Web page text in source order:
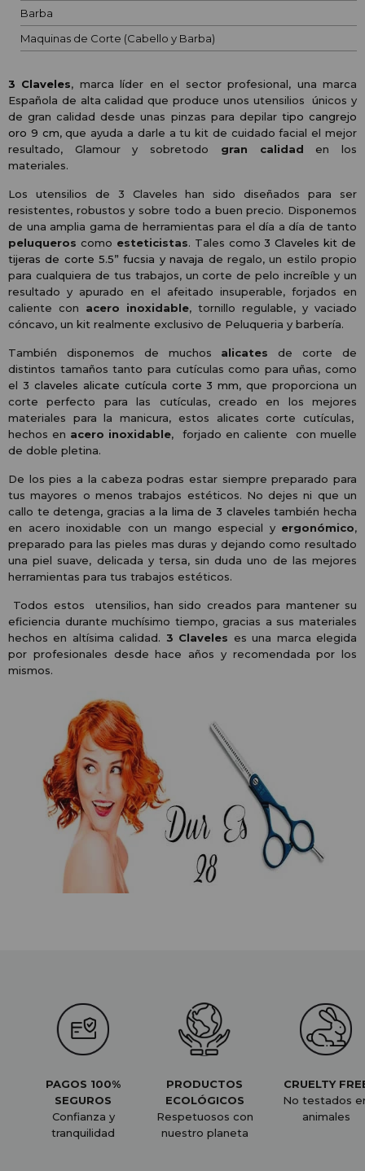
Barba
Maquinas de Corte (Cabello y Barba)
3 Claveles, marca líder en el sector profesional, una marca
Española de alta calidad que produce unos utensilios únicos y
de gran calidad desde unas pinzas para depilar tipo cangrejo
oro 9 cm, que ayuda a darle a tu kit de cuidado facial el mejor
resultado, Glamour y sobretodo gran calidaden los
materiales.
Los utensilios de 3 Claveles han sido diseñados para ser
resistentes, robustos y sobre todo a buen precio. Disponemos
de una amplia gama de herramientas para el día a día de tanto
peluqueros como esteticistas. Tales como3 Claveles kit de
tijeras de corte 5.5” fucsia y navaja de regalo, un estilo propio
para cualquiera de tus trabajos, un corte de pelo increíble y un
resultado y apurado en el afeitado insuperable, forjados en
caliente con acero inoxidable, tornillo regulable, y vaciado
cóncavo, un kit realmente exclusivo de Peluqueria y barbería.
También disponemos de muchos alicates de corte de
distintos tamaños tanto para cutículas como para uñas, como
el 3 claveles alicate cutícula corte 3 mm, que proporciona un
corte perfecto para las cutículas, creado en los mejores
materiales para la manicura, estos alicates corte cutículas,
hechos en acero inoxidable, forjado en caliente con muelle
de doble pletina.
De los pies a la cabeza podras estar siempre preparado para
tus mayores o menos trabajos estéticos. No dejes ni que un
callo te detenga, gracias ala lima de 3 claveles también hecha
en acero inoxidable con un mango especial y ergonómico,
preparado para las pieles mas duras y dejando como resultado
una piel suave, delicada y tersa, sin duda uno de las mejores
herramientas para tus trabajos estéticos.
Todos estos utensilios, han sido creados para mantener su
eficiencia durante muchísimo tiempo, gracias a sus materiales
hechos en altísima calidad. 3 Claveles es una marca elegida
por profesionales desde hace años y recomendada por los
mismos.
PAGOS 100%
SEGUROS
Confianza y
tranquilidad
PRODUCTOS
ECOLÓGICOS
Respetuosos con
nuestro planeta
CRUELTY
No testados
animales